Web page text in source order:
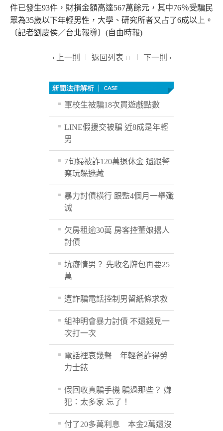
件已發生93件，財損金額高達567萬餘元，其中76％受騙民
眾為35歲以下年輕男性，大學、研究所者又占了6成以上。
〔記者劉慶侯／台北報導〕(自由時報)
上一則 返回列表 下一則
軍校生被騙18次買遊戲點數
LINE假援交被騙 近8成是年輕
男
7旬婦被詐120萬退休金 還跟警
察玩躲迷藏
暴力討債橫行 跟監4個月一舉殲
滅
欠房租逾30萬 房客控董娘撂人
討債
坑癡情男？ 先收名牌包再要25
萬
遭詐騙電話控制男留紙條求救
組神明會暴力討債 不還錢見一
次打一次
電話裡哀幾聲 年輕爸詐得勞
力士錶
假回收真騙手機 騙過那些？ 嫌
犯：太多家 忘了！
付了20多萬利息 本金2萬還沒